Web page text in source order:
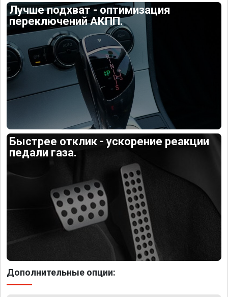
Лучше подхват - оптимизация
переключений АКПП.
Быстрее отклик - ускорение реакции
педали газа.
Дополнительные опции: